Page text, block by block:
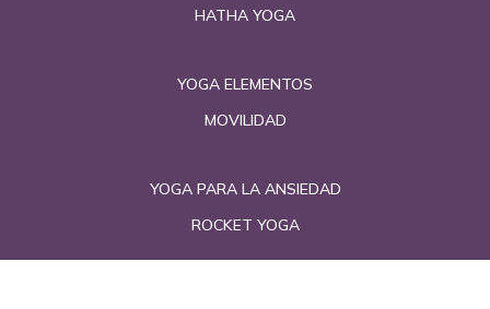
HATHA YOGA
YOGA ELEMENTOS
MOVILIDAD
YOGA PARA LA ANSIEDAD
ROCKET YOGA